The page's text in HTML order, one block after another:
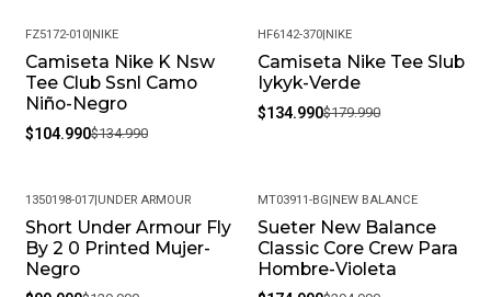
-22%
FZ5172-010|NIKE
Camiseta Nike K Nsw
Tee Club Ssnl Camo
Niño-Negro
$104.990$134.990
-25%
HF6142-370|NIKE
Camiseta Nike Tee Slub
Iykyk-Verde
$134.990$179.990
-23%
1350198-017|UNDER ARMOUR
Short Under Armour Fly
By 2 0 Printed Mujer-
Negro
-41%
MT03911-BG|NEW BALANCE
Sueter New Balance
Classic Core Crew Para
Hombre-Violeta